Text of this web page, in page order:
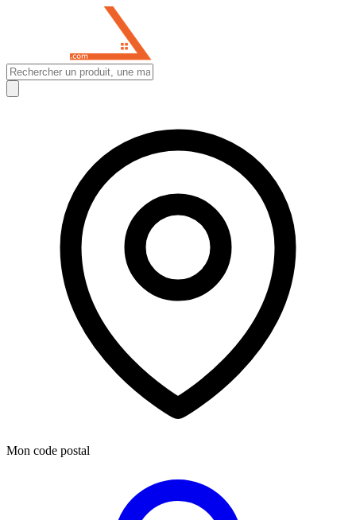
Mon code postal